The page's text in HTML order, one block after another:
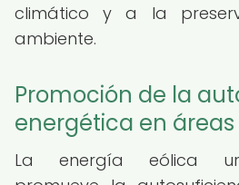
climático y a la
ambiente.
Promoción de la
energética en
La energía eólica